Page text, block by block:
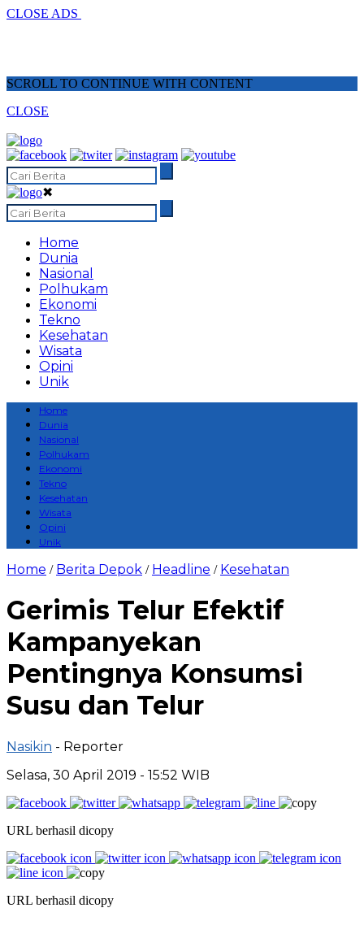
CLOSE ADS
SCROLL TO CONTINUE WITH CONTENT
CLOSE
✖
Home
Dunia
Nasional
Polhukam
Ekonomi
Tekno
Kesehatan
Wisata
Opini
Unik
Home
Dunia
Nasional
Polhukam
Ekonomi
Tekno
Kesehatan
Wisata
Opini
Unik
Home / Berita Depok / Headline / Kesehatan
Gerimis Telur Efektif
Kampanyekan
Pentingnya Konsumsi
Susu dan Telur
Nasikin - Reporter
Selasa, 30 April 2019 - 15:52 WIB
URL berhasil dicopy
URL berhasil dicopy